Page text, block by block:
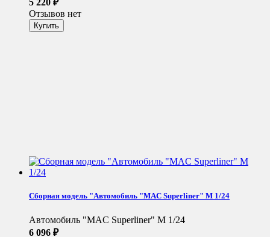
Отзывов нет
Сборная модель "Автомобиль "MAC Superliner" М 1/24
Автомобиль "MAC Superliner" М 1/24
6 096 ₽